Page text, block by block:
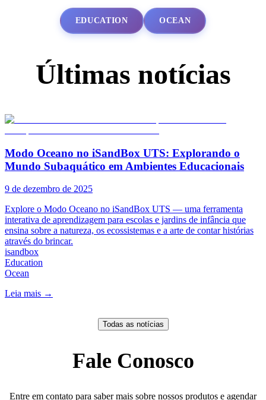
EDUCATION OCEAN
Últimas notícias
Modo Oceano no iSandBox UTS: Explorando o
Mundo Subaquático em Ambientes Educacionais
9 de dezembro de 2025
Explore o Modo Oceano no iSandBox UTS — uma ferramenta
interativa de aprendizagem para escolas e jardins de infância que
ensina sobre a natureza, os ecossistemas e a arte de contar histórias
através do brincar.
isandbox
Education
Ocean
Leia mais →
Todas as notícias
Fale Conosco
Entre em contato para saber mais sobre nossos produtos e agendar